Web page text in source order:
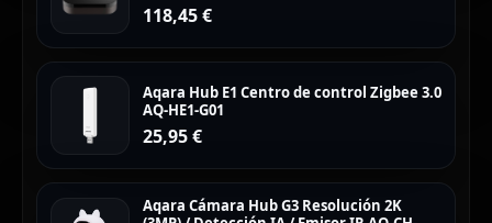
118,45€
Aqara Hub E1 Centro de control Zigbee 3.0
AQ-HE1-G01
25,95€
Aqara Cámara Hub G3 Resolución 2K